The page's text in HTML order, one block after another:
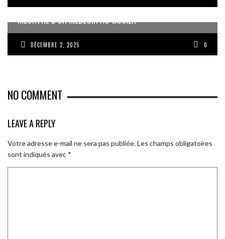
MEURTRE D’UN MÉDECIN AU GOSIER
DÉCEMBRE 2, 2025 0
NO COMMENT
LEAVE A REPLY
Votre adresse e-mail ne sera pas publiée.Les champs obligatoires
sont indiqués avec *